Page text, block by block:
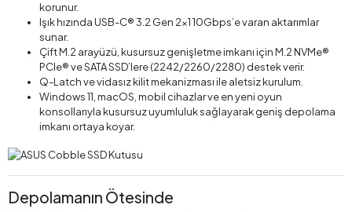
korunur.
Işık hızında USB-C® 3.2 Gen 2x1 10Gbps’e varan aktarımlar
sunar.
Çift M.2 arayüzü, kusursuz genişletme imkanı için M.2 NVMe®
PCIe® ve SATA SSD’lere (2242/2260/2280) destek verir.
Q-Latch ve vidasız kilit mekanizması ile aletsiz kurulum.
Windows 11, macOS, mobil cihazlar ve en yeni oyun
konsollarıyla kusursuz uyumluluk sağlayarak geniş depolama
imkanı ortaya koyar.
Depolamanın Ötesinde